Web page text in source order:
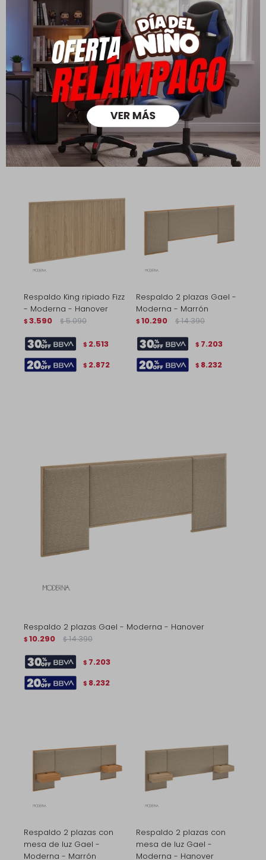
Respaldo Queen ripiado
Fizz - Moderna - Hanover
$ 3.190 $ 4.490
$ 2.233
$2.552
Respaldo King ripiado Fizz
- Moderna - Marrón
$3.590 $ 5.090
$2.513
$2.872
Respaldo King ripiado Fizz
- Moderna - Hanover
$ 3.590 $ 5.090
$ 2.513
$ 2.872
Respaldo 2 plazas Gael -
Moderna - Marrón
$ 10.290 $ 14.390
$ 7.203
$ 8.232
Respaldo 2 plazas Gael - Moderna - Hanover
$ 10.290 $ 14.390
$ 7.203
$ 8.232
Respaldo 2 plazas con
mesa de luz Gael -
Moderna - Marrón
Respaldo 2 plazas con
mesa de luz Gael -
Moderna - Hanover